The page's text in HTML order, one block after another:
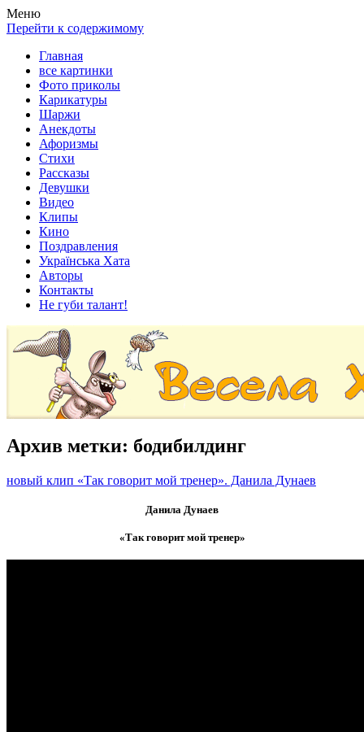
Весела хата — прикольные картинки, смешные истории,
клипы!
Покажем всем ваши фото приколы, карикатуры, шаржи, стихи,
рассказы, видео и песни!
Меню
Перейти к содержимому
Главная
все картинки
Фото приколы
Карикатуры
Шаржи
Анекдоты
Афоризмы
Стихи
Рассказы
Девушки
Видео
Клипы
Кино
Поздравления
Українська Хата
Авторы
Контакты
Не губи талант!
Архив метки: бодибилдинг
новый клип «Так говорит мой тренер». Данила Дунаев
Данила Дунаев
«Так говорит мой тренер»